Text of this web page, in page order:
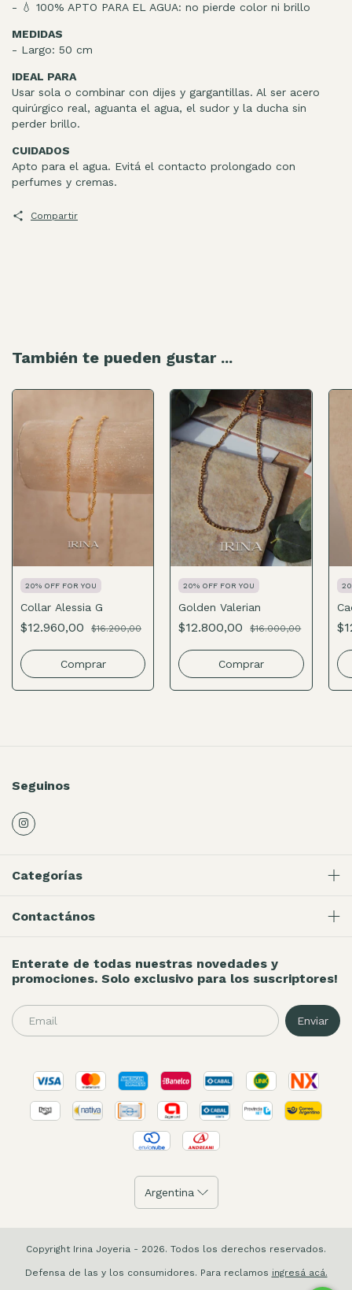
- 💧 100% APTO PARA EL AGUA: no pierde color ni brillo
MEDIDAS
- Largo: 50 cm
IDEAL PARA
Usar sola o combinar con dijes y gargantillas. Al ser acero
quirúrgico real, aguanta el agua, el sudor y la ducha sin
perder brillo.
CUIDADOS
Apto para el agua. Evitá el contacto prolongado con
perfumes y cremas.
Compartir
También te pueden gustar ...
20% OFF FOR YOU
Collar Alessia G
$12.960,00 $16.200,00
Comprar
20% OFF FOR YOU
Golden Valerian
$12.800,00 $16.000,00
Comprar
Seguinos
Categorías
Contactános
Enterate de todas nuestras novedades y
promociones. Solo exclusivo para los suscriptores!
Copyright Irina Joyeria - 2026. Todos los derechos reservados.
Defensa de las y los consumidores. Para reclamos ingresá acá.